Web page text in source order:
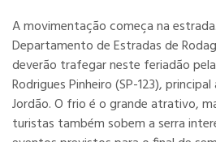
A movimentação começa na
Departamento de Estradas de
deverão trafegar neste feriadão
Rodrigues Pinheiro (SP-123),
Jordão. O frio é o grande atrativo,
turistas também sobem a serra